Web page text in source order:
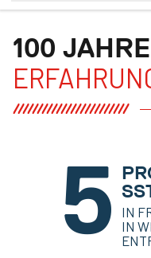
100 JAHRE
5
IN
IN